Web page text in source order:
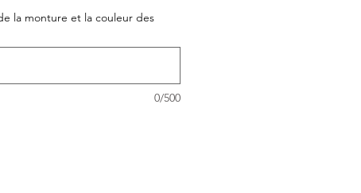
la monture et la couleur des
0/500